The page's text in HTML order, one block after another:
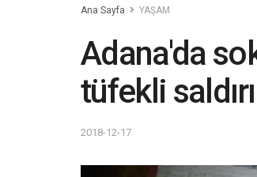
Ana Sayfa YAŞAM
Adana'da
tüfekli saldırı
2018-12-17